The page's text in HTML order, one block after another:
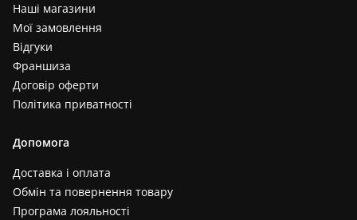
Наші магазини
Мої замовлення
Відгуки
Франшиза
Договір оферти
Політика приватності
Допомога
Доставка і оплата
Обмін та повернення товару
Програма лояльності